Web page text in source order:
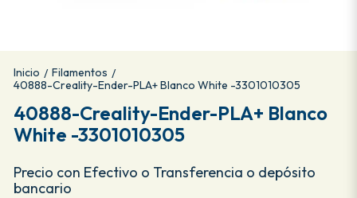
Inicio / Filamentos /
40888-Creality-Ender-PLA+ Blanco White -3301010305
40888-Creality-Ender-PLA+ Blanco
White -3301010305
Precio con Efectivo o Transferencia o depósito
bancario